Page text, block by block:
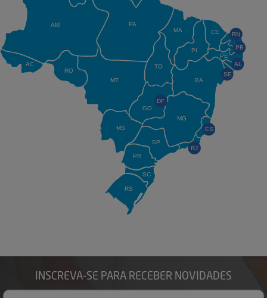
BA
SE
PE
AL
AM PA
MT
RO
AC
RJ
RS
SC
PR
SP
MS
GO
MG
ES
PI
CE
TO
MA
RN
PB
DF
INSCREVA-SE PARA RECEBER NOVIDADES